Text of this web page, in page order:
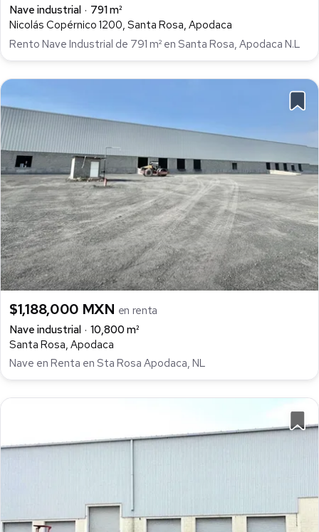
Nave industrial
791 m²
Nicolás Copérnico 1200, Santa Rosa, Apodaca
Rento Nave Industrial de 791 m² en Santa Rosa, Apodaca N.L
$1,188,000 MXN en renta
Nave industrial
10,800 m²
Santa Rosa, Apodaca
Nave en Renta en Sta Rosa Apodaca, NL